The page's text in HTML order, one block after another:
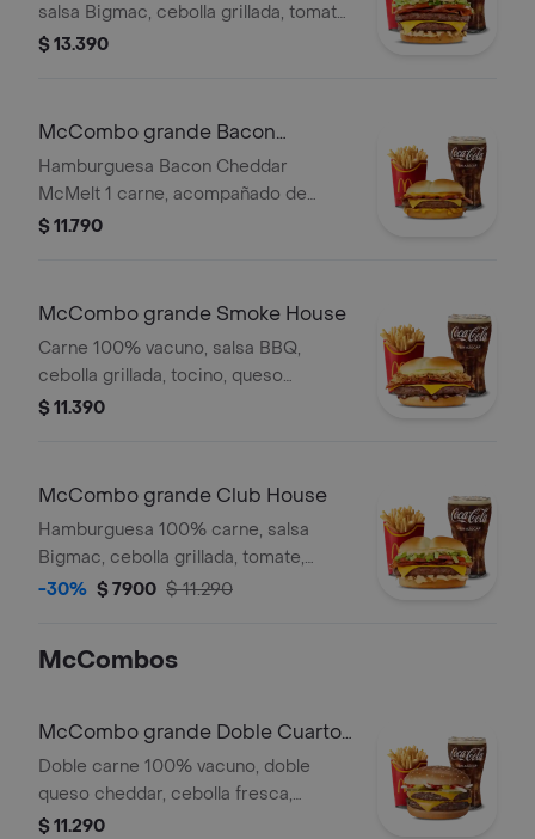
salsa Bigmac, cebolla grillada, tomate,
lechuga, tocino y queso. Acompañado
$ 13.390
McCombo grande Bacon
Cheddar McMelt
Hamburguesa Bacon Cheddar
McMelt 1 carne, acompañado de
bebida y papas grandes
$ 11.790
McCombo grande Smoke House
Carne 100% vacuno, salsa BBQ,
cebolla grillada, tocino, queso
cheddar y salsa CBO en pan de papa.
$ 11.390
McCombo grande Club House
Hamburguesa 100% carne, salsa
Bigmac, cebolla grillada, tomate,
lechuga, tocino y queso. Acompañado
-30% $ 7900 $ 11.290
McCombos
McCombo grande Doble Cuarto
de Libra con Queso
Doble carne 100% vacuno, doble
queso cheddar, cebolla fresca,
ketchup, mostaza y pepinillo.
$ 11.290